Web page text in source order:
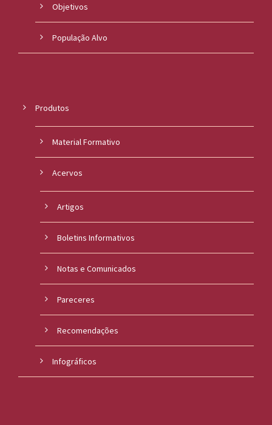
Objetivos
População Alvo
Produtos
Material Formativo
Acervos
Artigos
Boletins Informativos
Notas e Comunicados
Pareceres
Recomendações
Infográficos